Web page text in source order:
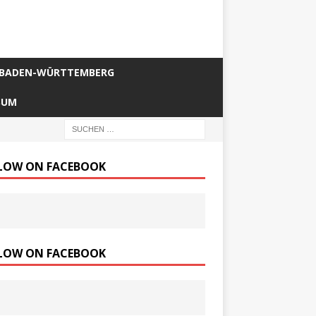
BADEN-WÜRTTEMBERG
ON FACEBOOK
ON FACEBOOK